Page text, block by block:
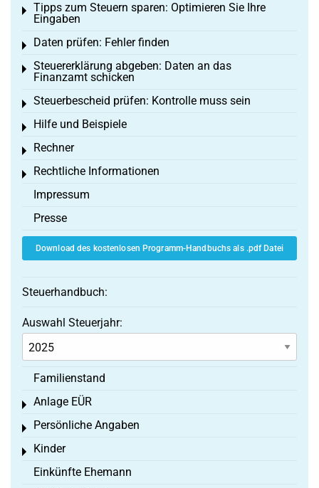
Tipps zum Steuern sparen: Optimieren Sie Ihre
Eingaben
Toggle menu
Daten prüfen: Fehler finden
Toggle menu
Steuererklärung abgeben: Daten an das
Finanzamt schicken
Toggle menu
Steuerbescheid prüfen: Kontrolle muss sein
Toggle menu
Hilfe und Beispiele
Toggle menu
Rechner
Toggle menu
Rechtliche Informationen
Toggle menu
Impressum
Presse
Download des kostenlosen Programm-Handbuchs als .pdf Datei
Steuerhandbuch:
Auswahl Steuerjahr:
Familienstand
Anlage EÜR
Toggle menu
Persönliche Angaben
Toggle menu
Kinder
Toggle menu
Einkünfte Ehemann